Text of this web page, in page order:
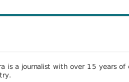
is a journalist with over 15 years